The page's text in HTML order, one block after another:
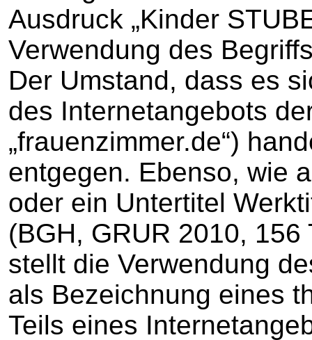
Ausdruck „Kinder
Verwendung des
Der Umstand, dass es
des Internetangebots
„frauenzimmer.de“)
entgegen. Ebenso, wie
oder ein Untertitel
(BGH, GRUR 2010,
stellt die Verwendung
als Bezeichnung eines
Teils eines